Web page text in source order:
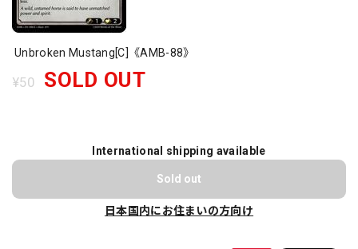
Unbroken Mustang[C]《AMB-88》
¥50 SOLD OUT
International shipping available
Sold out
日本国内にお住まいの方向け